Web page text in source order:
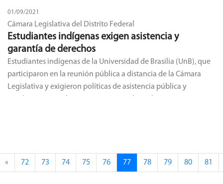
01/09/2021
Cámara Legislativa del Distrito Federal
Estudiantes indígenas exigen asistencia y
garantía de derechos
Estudiantes indígenas de la Universidad de Brasilia (UnB), que
participaron en la reunión pública a distancia de la Cámara
Legislativa y exigieron políticas de asistencia pública y
un momento simbólico, cuando Se produce una movilización
de la población indígena en el DF. Indígenas de todo el país se
« 72 73 74 75 76 77 78 79 80 81